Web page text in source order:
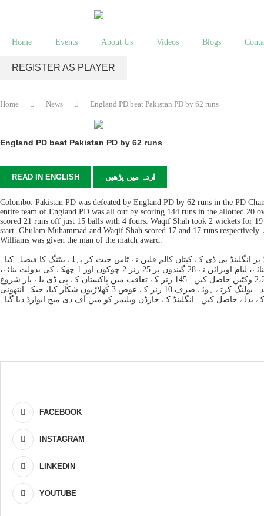
Home Events About Us Videos Blogs
REGISTER AS PLAYER
Home News England PD beat Pakistan PD by 62 runs
England PD beat Pakistan PD by 62 runs
READ IN ENGLISH اردہ میں پڑھیں
Colombo: Pakistan PD was defeated by England PD by 62 runs in the PD
entire team of England PD was all out by scoring 144 runs in the allotted 20
scored 21 runs off just 15 balls with 4 fours. Waqif Shah took 2 wickets for
start. Ghulam Muhammad and Waqif Shah scored 17 and 17 runs
Williams was given the man of the match award.
پی ڈی کو انگلینڈ پی ڈی نے 62 رنز سے ہرادیا۔ بی اوآئی کرکٹ گراؤنڈ پر انگلینڈ پی ڈی کے کپتان کالم فلین نے ٹاس جیت کر پہلے بیٹنگ کا فیصلہ کیا۔
انگلینڈ پی ڈی کی پوری ٹیم مقررہ 20 اوورز میں 144 رنز بناکر آل آؤٹ ہوگئی۔ ہوگو ہیمنڈ نے 29 گیندوں پر 4 چوکوں اور 2 چھکوں کی مدد سے 43 رنز بنائے، لیام اوبرائن نے 28 گیندوں پر 25 رنز 2 چوکوں اور 1 چھکے کی بدولت بنائے،
جبکہ کپتان کالم فلین نے صرف 15 گیندوں پر 4 چوکوں کی مدد سے 21 رنز بنائے۔ واقف شاہ نے19، عبدالباسط اور کپتان عبداللہ اعجاز نے 25 رنز کے عوض 2،2 وکٹیں حاصل کیں۔ 145 رنز کے تعاقب میں پاکستان کے پی ڈی بلے باز شروع
سے ہی وقفے وقفے سے وکٹیں گنواتے رہے۔ غلام محمد اور واقف شاہ نے یکساں طور پر 17،17 رنز بنائے۔ انگلینڈ پی ڈی کی جانب سے جارڈن ولیمز نے عمدہ بولنگ کرتے ہوئے صرف 10 رنز کے عوض 3 کھلاڑیوں شکار کیا، جبکہ انتھونی
FACEBOOK
INSTAGRAM
LINKEDIN
YOUTUBE